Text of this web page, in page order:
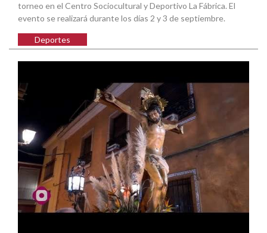
torneo en el Centro Sociocultural y Deportivo La Fábrica. El
evento se realizará durante los días 2 y 3 de septiembre.
Deportes